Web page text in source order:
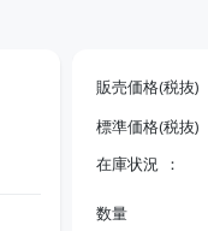
販売価格(税抜)
標準価格(税抜)
在庫状況
数量